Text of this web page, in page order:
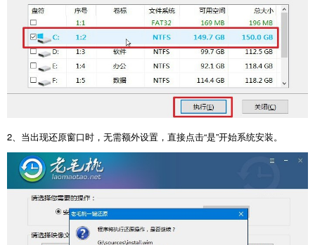
2 、当出现还原窗口时，无需额外设置，直接点击“是”开始系统安装。